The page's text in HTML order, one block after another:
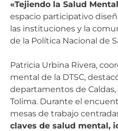
«Tejiendo la Salud
espacio participativo
las instituciones y la
de la Política Nacional de
Patricia Urbina Rivera,
mental de la DTSC,
departamentos de Caldas,
Tolima. Durante el
mesas de trabajo
claves de salud mental,